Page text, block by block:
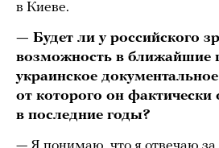
в Киеве.
— Будет ли у российского
возможность в ближайшие
украинское
от которого он фактически
в последние годы?